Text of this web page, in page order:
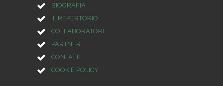
BIOGRAFIA
IL REPERTORIO
COLLABORATORI
PARTNER
CONTATTI
COOKIE POLICY